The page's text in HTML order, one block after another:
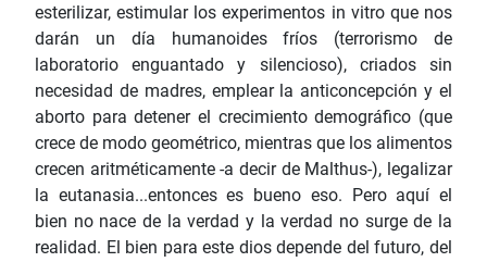
esterilizar, estimular los experimentos in vitro que nos
darán un día humanoides fríos (terrorismo de
laboratorio enguantado y silencioso), criados sin
necesidad de madres, emplear la anticoncepción y el
aborto para detener el crecimiento demográfico (que
crece de modo geométrico, mientras que los alimentos
crecen aritméticamente -a decir de Malthus-), legalizar
la eutanasia...entonces es bueno eso. Pero aquí el
bien no nace de la verdad y la verdad no surge de la
realidad. El bien para este dios depende del futuro, del